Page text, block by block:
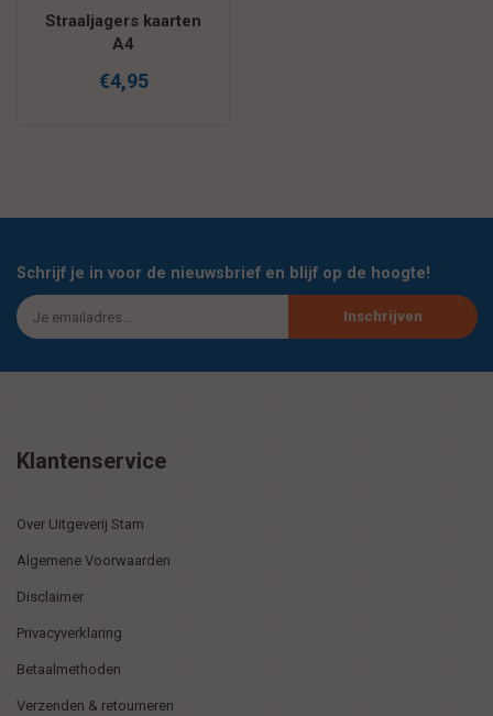
Straaljagers kaarten
A4
€4,95
Schrijf je in voor de nieuwsbrief en blijf op de hoogte!
Inschrijven
Klantenservice
Over Uitgeverij Stam
Algemene Voorwaarden
Disclaimer
Privacyverklaring
Betaalmethoden
Verzenden & retourneren